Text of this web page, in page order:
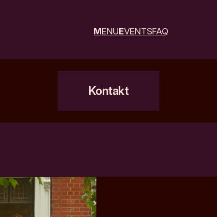
MENUEVENTSFAQ
Kontakt